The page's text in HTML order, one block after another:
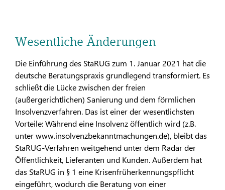
Wesentliche Änderungen
Die Einführung des StaRUG zum 1. Januar 2021 hat die
deutsche Beratungspraxis grundlegend transformiert. Es
schließt die Lücke zwischen der freien
(außergerichtlichen) Sanierung und dem förmlichen
Insolvenzverfahren. Das ist einer der wesentlichsten
Vorteile: Während eine Insolvenz öffentlich wird (z.B.
unter www.insolvenzbekanntmachungen.de), bleibt das
StaRUG-Verfahren weitgehend unter dem Radar der
Öffentlichkeit, Lieferanten und Kunden. Außerdem hat
das StaRUG in § 1 eine Krisenfrüherkennungspflicht
eingeführt, wodurch die Beratung von einer